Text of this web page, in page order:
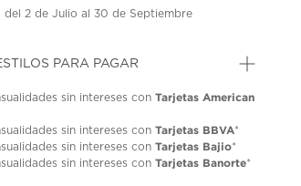
del 2 de Julio al 30 de Septiembre
PARA PAGAR
sin intereses conTarjetas American
sin intereses conTarjetas BBVA*
sin intereses conTarjetas Bajio*
sin intereses conTarjetas Banorte*